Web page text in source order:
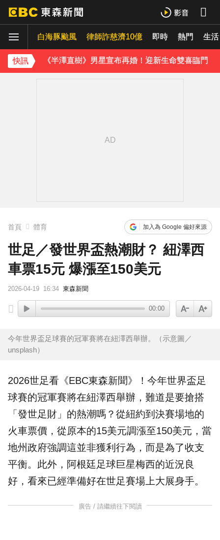
白海豚颱風 律師詐慈濟10億 即時 熱門 生活
快訊
《理財達人秀》X 安聯投信免費講座報名中！搶先卡位 2027
《半澤直樹》男星宣布再婚！迎新生命雙喜臨門
首頁 體育 加入為 Google 偏好來源
世足／發世界盃熱潮財？ 紐澤西
車票15元 爆漲至150美元
2026-04-19 16:34 東森新聞
00:00
今年世界盃足球賽的冠軍賽將在紐澤西舉辦。（示意圖／
unsplash）
2026世足看《EBC東森新聞》！今年世界盃足
球賽的冠軍賽將在紐澤西舉辦，難道是要搶搭
「發世足財」的熱潮嗎？從紐約到決賽場地的
火車票價，從原本的15美元調漲至150美元，當
地州政府強調這並非獲利行為，而是為了收支
平衡。此外， 阿根廷足球巨星梅西的近況良
好，看來已經準備好在世足賽場上大展身手。
廣告 / 請繼續往下閱讀